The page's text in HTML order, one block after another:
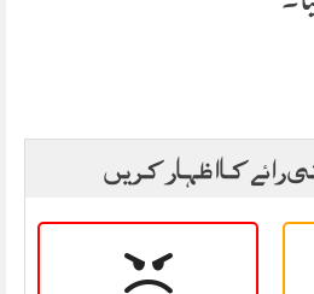
رائے کا اظہار کریں